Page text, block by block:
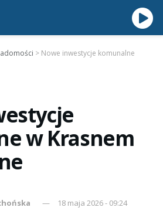
> Nowe inwestycje komunalne
w Krasnem
18 maja 2026 - 09:24